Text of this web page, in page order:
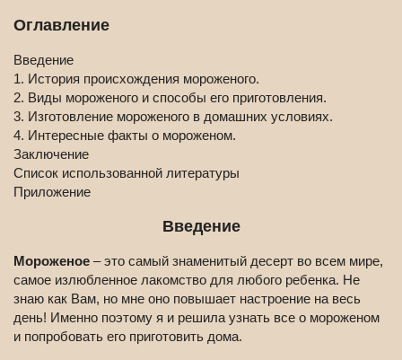
Оглавление
Введение
1. История происхождения мороженого.
2. Виды мороженого и способы его приготовления.
3. Изготовление мороженого в домашних условиях.
4. Интересные факты о мороженом.
Заключение
Список использованной литературы
Приложение
Введение
Мороженое – это самый знаменитый десерт во всем мире,
самое излюбленное лакомство для любого ребенка. Не
знаю как Вам, но мне оно повышает настроение на весь
день! Именно поэтому я и решила узнать все о мороженом
и попробовать его приготовить дома.